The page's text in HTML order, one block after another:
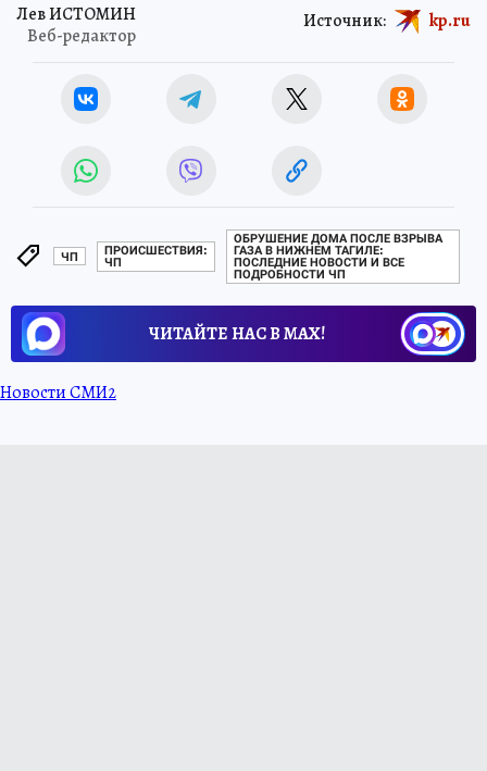
Лев ИСТОМИН
Веб-редактор
Источник: kp.ru
ЧП
ПРОИСШЕСТВИЯ:
ЧП
ОБРУШЕНИЕ ДОМА ПОСЛЕ ВЗРЫВА
ГАЗА В НИЖНЕМ ТАГИЛЕ:
ПОСЛЕДНИЕ НОВОСТИ И ВСЕ
ПОДРОБНОСТИ ЧП
ЧИТАЙТЕ НАС В МАХ!
Новости СМИ2